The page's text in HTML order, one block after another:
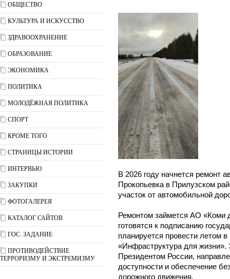
ОБЩЕСТВО
КУЛЬТУРА И ИСКУССТВО
ЗДРАВООХРАНЕНИЕ
ОБРАЗОВАНИЕ
ЭКОНОМИКА
ПОЛИТИКА
МОЛОДЁЖНАЯ ПОЛИТИКА
СПОРТ
КРОМЕ ТОГО
СТРАНИЦЫ ИСТОРИИ
ИНТЕРВЬЮ
ЗАКУПКИ
ФОТОГАЛЕРЕЯ
КАТАЛОГ САЙТОВ
ГОС. ЗАДАНИЕ
ПРОТИВОДЕЙСТВИЕ
ТЕРРОРИЗМУ И ЭКСТРЕМИЗМУ
В 2026 году начнется ремонт
Прокопьевка в Прилузском
участок от автомобильной
Ремонтом займется АО «Коми
готовятся к подписанию
планируется провести летом
«Инфраструктура для жизни».
Президентом России,
доступности и обеспечение
дорожного движения.